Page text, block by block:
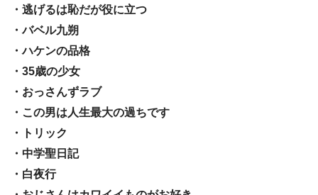
・逃げるは恥だが役に立つ
・バベル九朔
・ハケンの品格
・35歳の少女
・おっさんずラブ
・この男は人生最大の過ちです
・トリック
・中学聖日記
・白夜行